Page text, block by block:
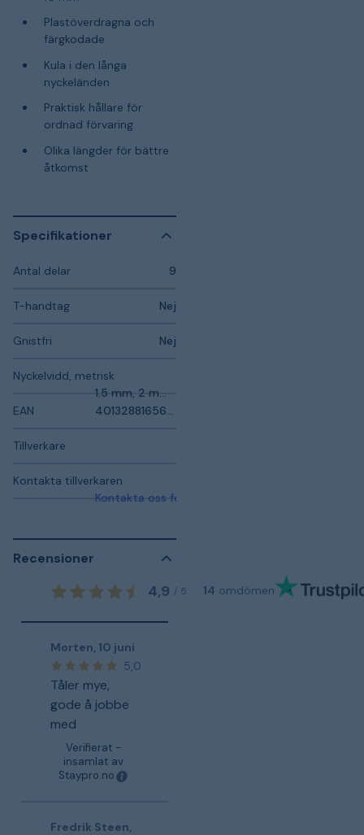
Plastöverdragna och
färgkodade
Kula i den långa
nyckeländen
Praktisk hållare för
ordnad förvaring
Olika längder för bättre
åtkomst
Specifikationer
Antal delar 9
T-handtag Nej
Gnistfri Nej
Nyckelvidd, metrisk
EAN
Tillverkare
Kontakta tillverkaren
Kontakta oss för mer information
Recensioner
4,9 / 5 14 omdömen
Morten 10 juni
5,0
Tåler mye,
gode å jobbe
med
Verifierat -
insamlat av
Staypro.no
Fredrik Steen